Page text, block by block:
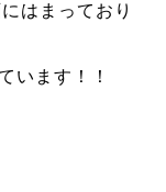
はまっており
います！！